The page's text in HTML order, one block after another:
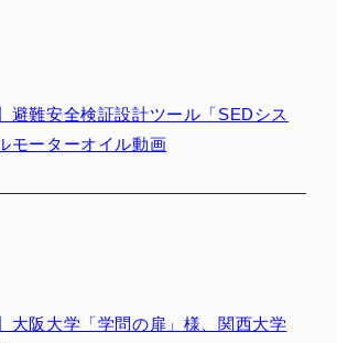
避難安全検証設計ツール「SEDシス
モーターオイル動画
大阪大学「学問の扉」様、関西大学